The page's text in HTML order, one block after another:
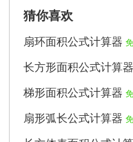
猜你喜欢
扇环面积公式计算器
长方形面积公式计算器
梯形面积公式计算器
扇形弧长公式计算器